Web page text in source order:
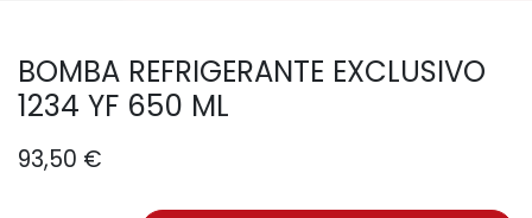
BOMBA REFRIGERANTE EXCLUSIVO
1234 YF 650 ML
93,50 €